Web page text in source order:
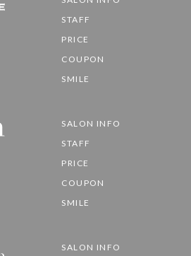
STAFF
PRICE
COUPON
SMILE
SALON INFO
STAFF
PRICE
COUPON
SMILE
SALON INFO